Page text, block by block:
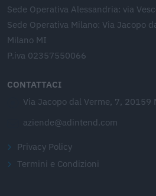
Sede Operativa Alessandria: via
Sede Operativa Milano: Via Jacopo
Milano MI
P.iva 02357550066
CONTATTACI
Via Jacopo dal Verme, 7, 20159
aziende@adintend.com
Privacy Policy
Termini e Condizioni